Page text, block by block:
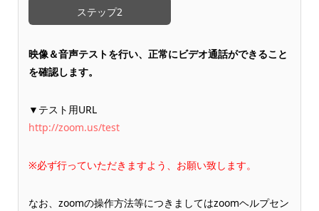
ステップ2
映像＆音声テストを行い、正常にビデオ通話ができること
を確認します。
▼テスト用URL
http://zoom.us/test
※必ず行っていただきますよう、お願い致します。
なお、zoomの操作方法等につきましてはzoomヘルプセン